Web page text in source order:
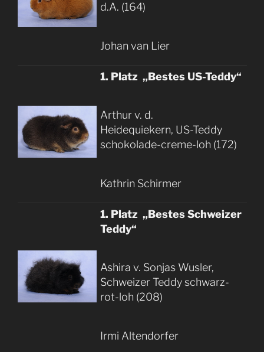
d.A. (164)
Johan van Lier
1. Platz „Bestes US-Teddy“
Arthur v. d.
Heidequiekern, US-Teddy
schokolade-creme-loh (172)
Kathrin Schirmer
1. Platz „Bestes Schweizer
Teddy“
Ashira v. Sonjas Wusler,
Schweizer Teddy schwarz-
rot-loh (208)
Irmi Altendorfer